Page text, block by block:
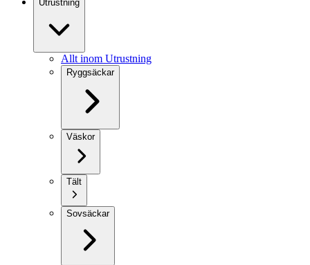
Utrustning
Allt inom Utrustning
Ryggsäckar
Väskor
Tält
Sovsäckar